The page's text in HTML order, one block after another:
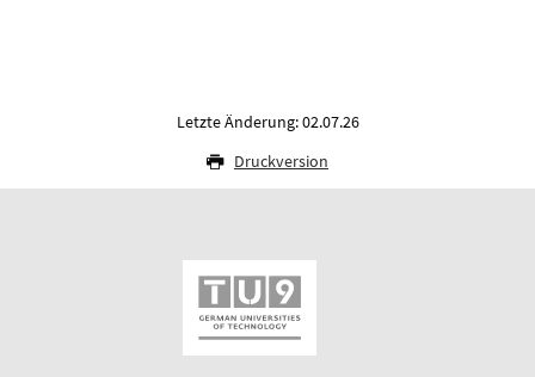
Letzte Änderung: 02.07.26
Druckversion